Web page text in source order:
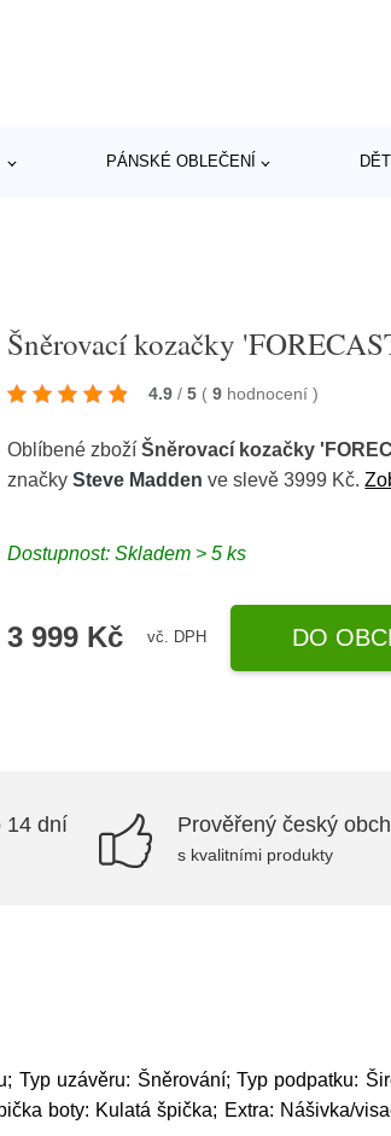
PÁNSKÉ OBLEČENÍ DĚTI
Šněrovací kozačky
4.9 / 5 ( 9 hodnocení)
Oblíbené zbožíŠněrovací kozačky
značkySteve Madden ve slevě 3999 Kč.
Dostupnost: Skladem > 5 ks
3 999 Kč vč. DPH DO
14 dní Prověřený český
s kvalitními produkty
uzávěru: Šněrování; Typ podpatku:
boty: Kulatá špička; Extra: Nášivka/